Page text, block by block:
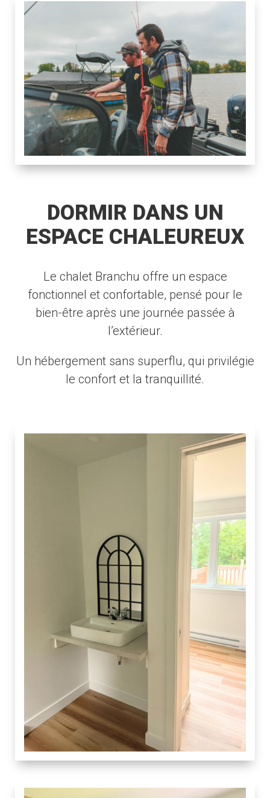
DORMIR DANS UN
ESPACE CHALEUREUX
Le chalet Branchu offre un espace
fonctionnel et confortable, pensé pour le
bien-être après une journée passée à
l’extérieur.
Un hébergement sans superflu, qui privilégie
le confort et la tranquillité.